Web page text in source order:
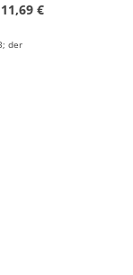
11,69 €
der